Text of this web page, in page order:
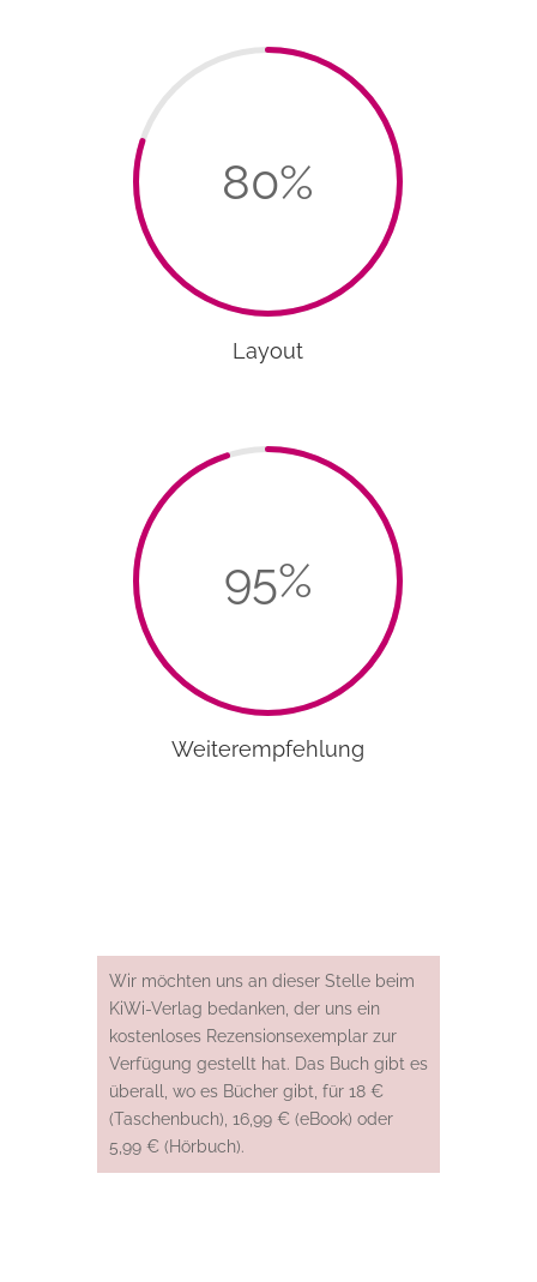
80%
Layout
95%
Weiterempfehlung
Wir möchten uns an dieser Stelle beim
KiWi-Verlag bedanken, der uns ein
kostenloses Rezensionsexemplar zur
Verfügung gestellt hat. Das Buch gibt es
überall, wo es Bücher gibt, für 18 €
(Taschenbuch), 16,99 € (eBook) oder
5,99 € (Hörbuch).